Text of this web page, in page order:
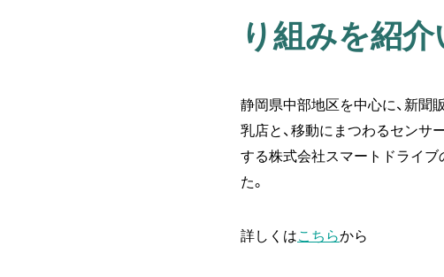
り組みを紹
静岡県中部地区を中心に、新聞
乳店と、移動にまつわるセン
する株式会社スマートドライブ
た。
詳しくはこちらから